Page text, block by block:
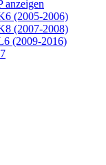
anzeigen
(2005-2006)
(2007-2008)
(2009-2016)